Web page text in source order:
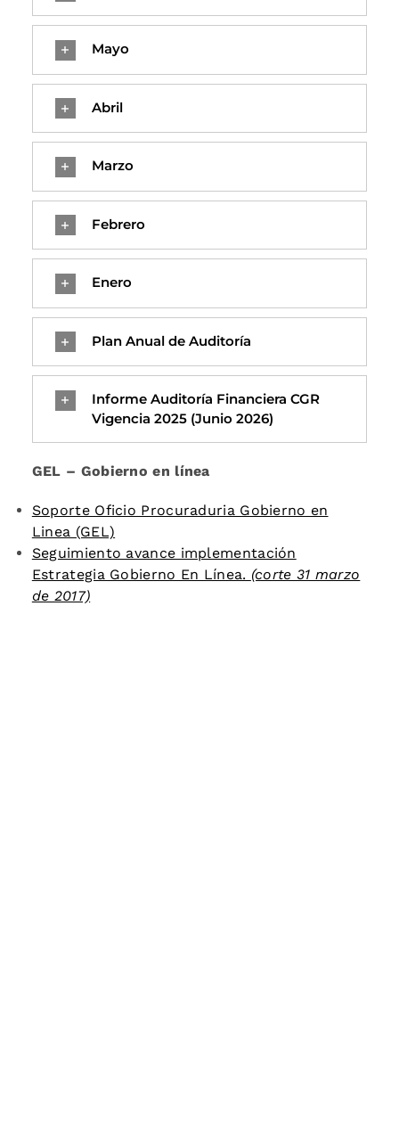
Mayo
Abril
Marzo
Febrero
Enero
Plan Anual de Auditoría
Informe Auditoría Financiera CGR
Vigencia 2025 (Junio 2026)
GEL – Gobierno en línea
Soporte Oficio Procuraduria Gobierno en
Linea (GEL)
Seguimiento avance implementación
Estrategia Gobierno En Línea. (corte 31 marzo
de 2017)